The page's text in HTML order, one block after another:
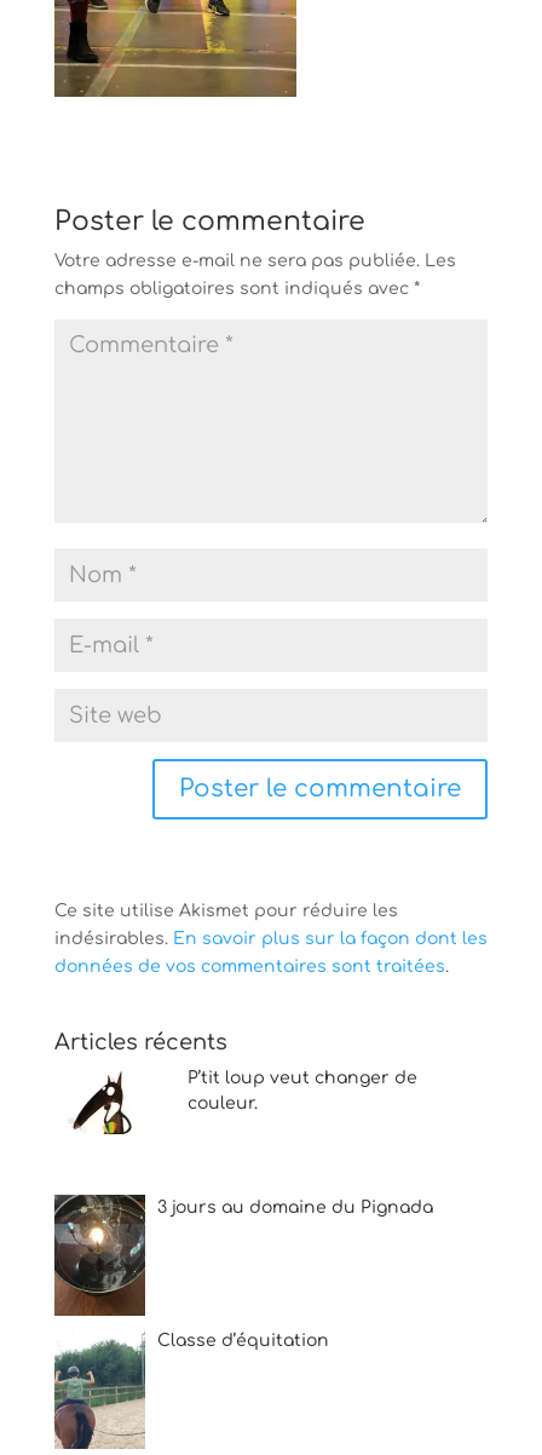
Poster le commentaire
Votre adresse e-mail ne sera pas publiée. Les
champs obligatoires sont indiqués avec *
Ce site utilise Akismet pour réduire les
indésirables. En savoir plus sur la façon dont les
données de vos commentaires sont traitées.
Articles récents
P’tit loup veut changer de
couleur.
3 jours au domaine du Pignada
Classe d’équitation